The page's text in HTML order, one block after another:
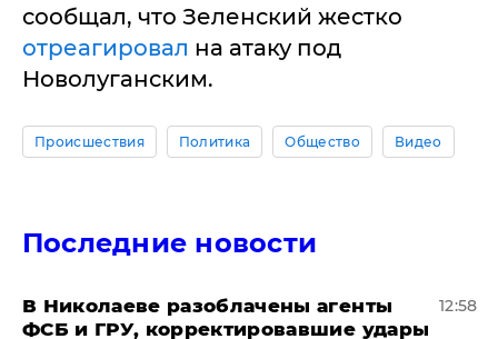
сообщал, что Зеленский жестко
отреагировал на атаку под
Новолуганским.
Происшествия Политика Общество Видео
Последние новости
В Николаеве разоблачены агенты
ФСБ и ГРУ, корректировавшие удары
12:58